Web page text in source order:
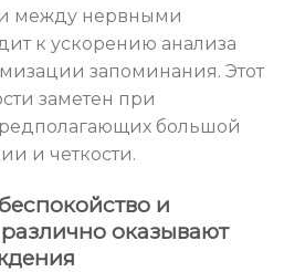
между нервными
к ускорению анализа
запоминания. Этот
заметен при
большой
и четкости.
и
оказывают